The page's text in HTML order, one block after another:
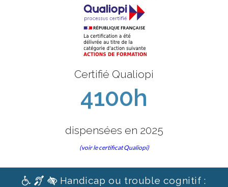
Certifié Qualiopi
4100h
dispensées en 2025
(voir le certificat Qualiopi)
Handicap ou trouble cognitif :